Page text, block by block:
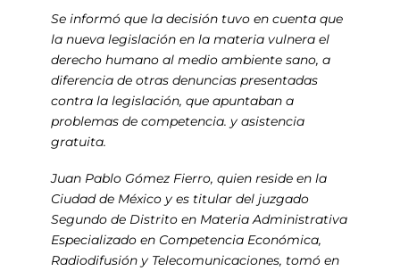
Se informó que la decisión tuvo en cuenta que
la nueva legislación en la materia vulnera el
derecho humano al medio ambiente sano, a
diferencia de otras denuncias presentadas
contra la legislación, que apuntaban a
problemas de competencia. y asistencia
gratuita.
Juan Pablo Gómez Fierro, quien reside en la
Ciudad de México y es titular del juzgado
Segundo de Distrito en Materia Administrativa
Especializado en Competencia Económica,
Radiodifusión y Telecomunicaciones, tomó en